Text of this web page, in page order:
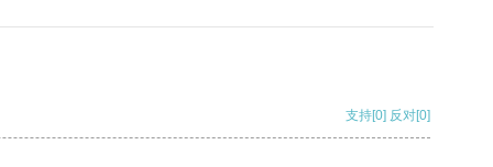
支持[0] 反对[0]